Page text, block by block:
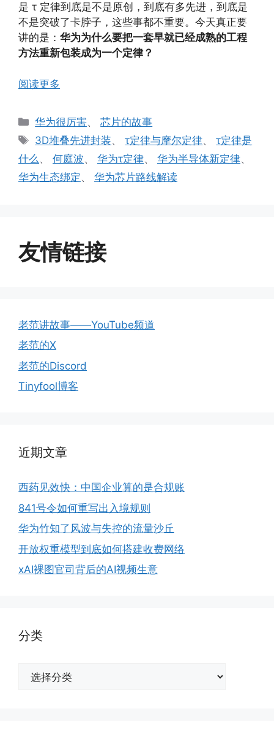
是 τ 定律到底是不是原创，到底有多先进，到底是
不是突破了卡脖子，这些事都不重要。今天真正要
讲的是： 华为为什么要把一套早就已经成熟的工程
方法重新包装成为一个定律？
阅读更多
分
类
华为很厉害、芯片的故事
标
签
3D堆叠先进封装、τ定律与摩尔定律、τ定律是
什么 、 何庭波、 华为τ定律、 华为半导体新定律、
华为生态绑定 、 华为芯片路线解读
友情链接
老范讲故事——YouTube频道
老范的X
老范的Discord
Tinyfool博客
近期文章
西药见效快：中国企业算的是合规账
841号令如何重写出入境规则
华为竹知了风波与失控的流量沙丘
开放权重模型到底如何搭建收费网络
xAI裸图官司背后的AI视频生意
分类